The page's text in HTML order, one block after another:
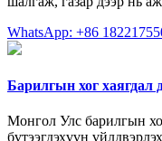
WhatsApp: +86
Барилгын хог хаягдал
Монгол Улс барилгын
бүтээгдэхүүн